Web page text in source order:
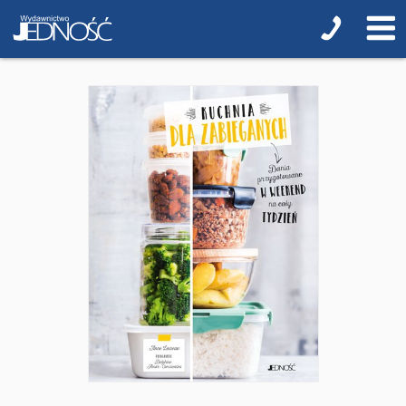
Pamiątki pierwszokomunijne
Przygotowanie do I Komunii Świętej (katecheza
parafialna)
Poradniki katolickie
Pomoce duszpasterskie i homiletyczne
Pomoce katechetyczne
Książki religijne dla dzieci
Regionalne